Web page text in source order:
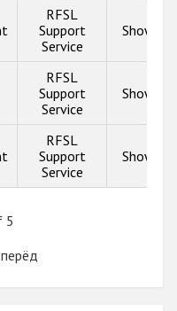
RFSL
Support
Service
Show
RFSL
Support
Service
Show
RFSL
Support
Service
Show
5